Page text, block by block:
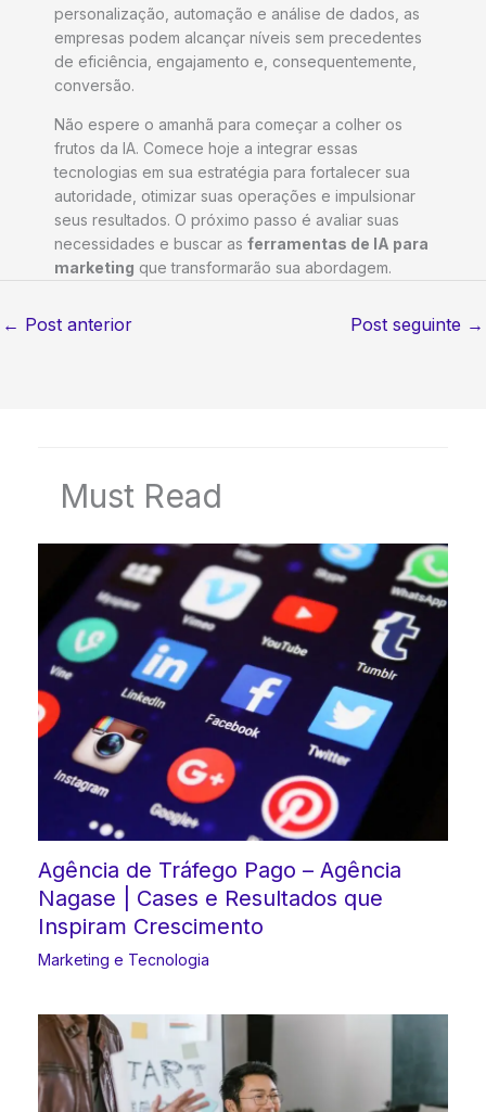
personalização, automação e análise de dados, as
empresas podem alcançar níveis sem precedentes
de eficiência, engajamento e, consequentemente,
conversão.
Não espere o amanhã para começar a colher os
frutos da IA. Comece hoje a integrar essas
tecnologias em sua estratégia para fortalecer sua
autoridade, otimizar suas operações e impulsionar
seus resultados. O próximo passo é avaliar suas
necessidades e buscar as ferramentas de IA para
marketing que transformarão sua abordagem.
← Post anterior Post seguinte →
Must Read
Agência de Tráfego Pago – Agência
Nagase | Cases e Resultados que
Inspiram Crescimento
Marketing e Tecnologia